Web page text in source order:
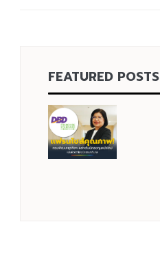
FEATURED POSTS